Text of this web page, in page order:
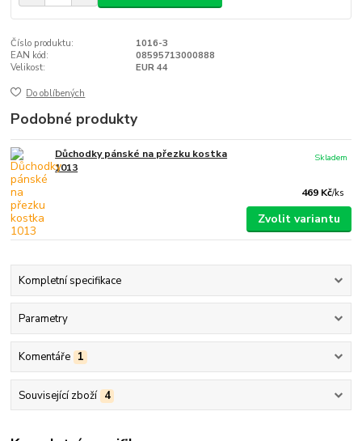
Číslo produktu:
1016-3
EAN kód:
08595713000888
Velikost:
EUR 44
Do oblíbených
Podobné produkty
Důchodky pánské na přezku kostka
1013
469 Kč/ks
Skladem
Zvolit variantu
Kompletní specifikace
Parametry
Komentáře 1
Související zboží 4